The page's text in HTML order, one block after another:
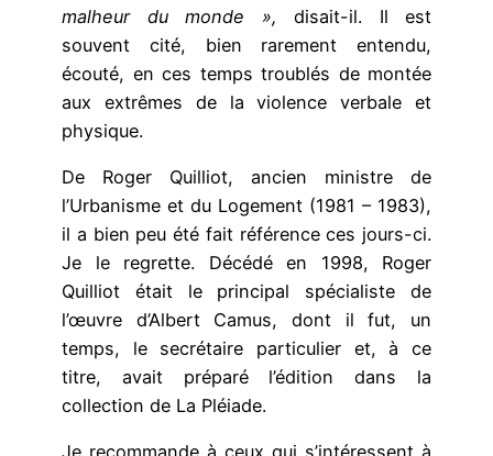
malheur du monde », disait-il. Il est
souvent cité, bien rarement entendu,
écouté, en ces temps troublés de montée
aux extrêmes de la violence verbale et
physique.
De Roger Quilliot, ancien ministre de
l’Urbanisme et du Logement (1981 – 1983),
il a bien peu été fait référence ces jours-ci.
Je le regrette. Décédé en 1998, Roger
Quilliot était le principal spécialiste de
l’œuvre d’Albert Camus, dont il fut, un
temps, le secrétaire particulier et, à ce
titre, avait préparé l’édition dans la
collection de La Pléiade.